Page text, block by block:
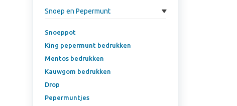
Snoep en Pepermunt
Snoeppot
King pepermunt bedrukken
Mentos bedrukken
Kauwgom bedrukken
Drop
Pepermuntjes